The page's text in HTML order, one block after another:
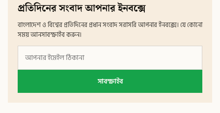
প্রতিদিনের সংবাদ আপনার ইনবক্সে
বাংলাদেশ ও বিশ্বের প্রতিদিনের প্রধান সংবাদ সরাসরি আপনার ইনবক্সে। যে কোনো
সময় আনসাবস্ক্রাইব করুন।
সাবস্ক্রাইব